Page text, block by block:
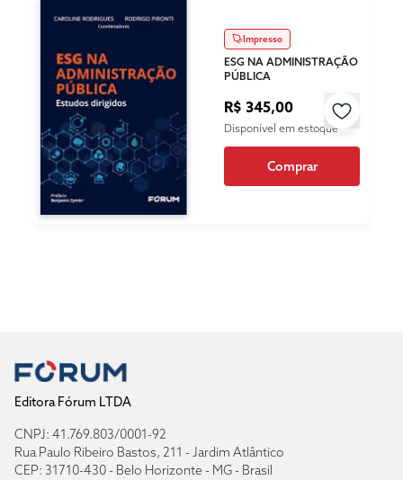
Impresso
ESG NA ADMINISTRAÇÃO
PÚBLICA
R$ 345,00
Disponível em estoque
Comprar
Editora Fórum LTDA
CNPJ: 41.769.803/0001-92
Rua Paulo Ribeiro Bastos, 211 - Jardim Atlântico
CEP: 31710-430 - Belo Horizonte - MG - Brasil